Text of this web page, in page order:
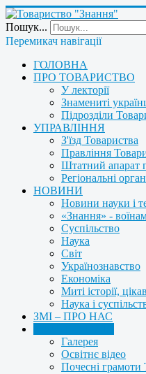
Пошук...
Перемикач навігації
ГОЛОВНА
ПРО ТОВАРИСТВО
У лекторії
Знамениті
Підрозділи
УПРАВЛІННЯ
З'їзд Товариства
Правління
Штатний апарат
Регіональні
НОВИНИ
Новини науки і
«Знання» -
Суспільство
Наука
Світ
Українознавство
Економіка
Миті історії,
Наука і
ЗМІ – ПРО НАС
Галерея
Освітнє відео
Почесні грамоти